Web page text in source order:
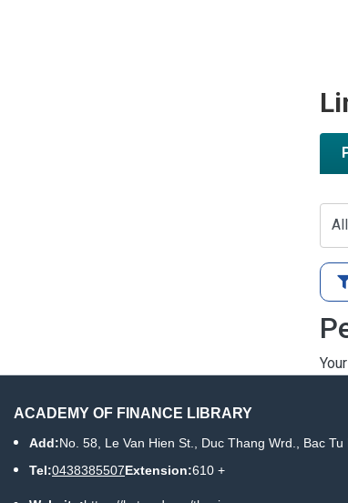
ACADEMY OF FINANCE LIBRARY
Add:No. 58, Le Van Hien St., Duc Thang Wrd., Bac
Tel:0438385507Extension:610 +